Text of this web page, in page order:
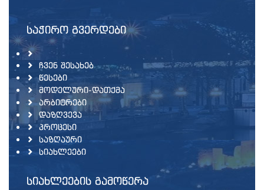
ᲡᲐᲭᲘᲠᲝ ᲒᲕᲔᲠᲓᲔᲑᲘ
ᲩᲕᲔᲜ ᲨᲔᲡᲐᲮᲔᲑ
ᲬᲔᲡᲔᲑᲘ
ᲛᲝᲓᲔᲚᲣᲠᲘ-ᲓᲐᲗᲥᲛᲐ
ᲐᲠᲑᲘᲢᲠᲔᲑᲘ
ᲓᲐᲖᲦᲕᲔᲕᲐ
ᲞᲠᲝᲪᲔᲡᲘ
ᲡᲐᲖᲦᲐᲣᲠᲘ
ᲡᲘᲐᲮᲚᲔᲔᲑᲘ
ᲡᲘᲐᲮᲚᲔᲔᲑᲘᲡ ᲒᲐᲛᲝᲬᲔᲠᲐ